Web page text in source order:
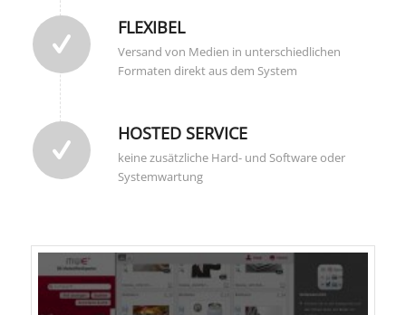
FLEXIBEL
Versand von Medien in unterschiedlichen
Formaten direkt aus dem System
HOSTED SERVICE
keine zusätzliche Hard- und Software oder
Systemwartung